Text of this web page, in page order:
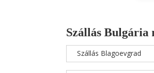
Szállás Bulgária
Szállás Blagoevgrad